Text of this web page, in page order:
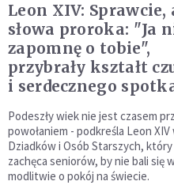
Leon XIV: Sprawcie,
słowa proroka: "Ja
zapomnę o tobie",
przybrały kształt
i serdecznego
Podeszły wiek nie jest czasem
powołaniem - podkreśla Leon
Dziadków i Osób Starszych,
zachęca seniorów, by nie bali się
modlitwie o pokój na świecie.